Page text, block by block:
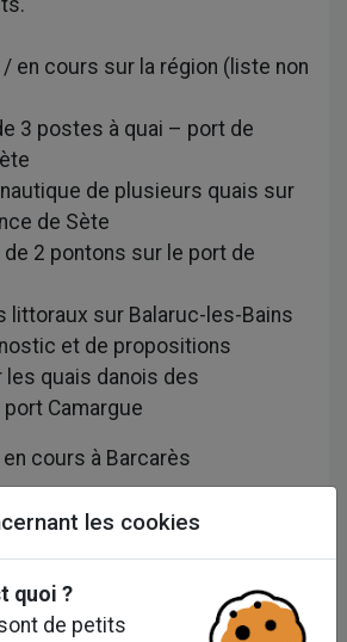
en cours sur la région (liste non
3 postes à quai – port de
nautique de plusieurs quais sur
de Sète
de 2 pontons sur le port de
littoraux sur Balaruc-les-Bains
et de propositions
quais danois des
Camargue
cours à Barcarès
- Port Camargue - Ville de
les cookies
quoi ?
de petits